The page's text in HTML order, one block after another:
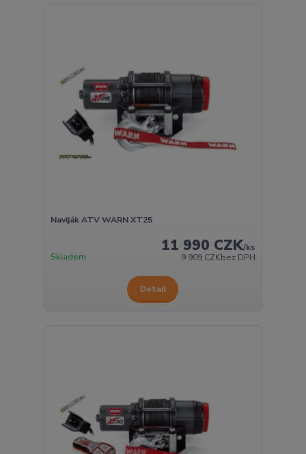
Naviják ATV WARN XT25
11 990 CZK/ks
9 909 CZKbez DPH
Skladem
Detail